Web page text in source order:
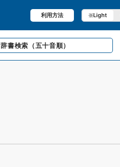
利用方法 Light
辞書検索 （五十音順）